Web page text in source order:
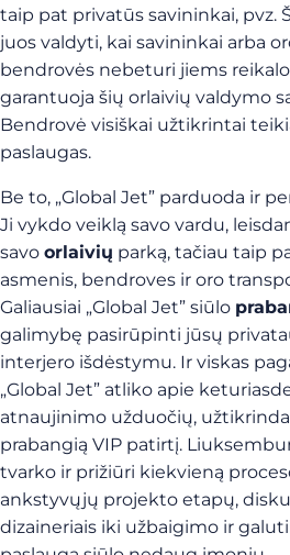
taip pat privatūs savininkai, pvz.
juos valdyti, kai savininkai arba
bendrovės nebeturi jiems reikalo.
garantuoja šių orlaivių valdymo
Bendrovė visiškai užtikrintai
paslaugas.
Be to, „Global Jet” parduoda ir
Ji vykdo veiklą savo vardu,
savo orlaivių parką, tačiau taip
asmenis, bendroves ir oro
Galiausiai „Global Jet” siūlo
galimybę pasirūpinti jūsų
interjero išdėstymu. Ir viskas
„Global Jet” atliko apie
atnaujinimo užduočių,
prabangią VIP patirtį.
tvarko ir prižiūri kiekvieną
ankstyvųjų projekto etapų,
dizaineriais iki užbaigimo ir